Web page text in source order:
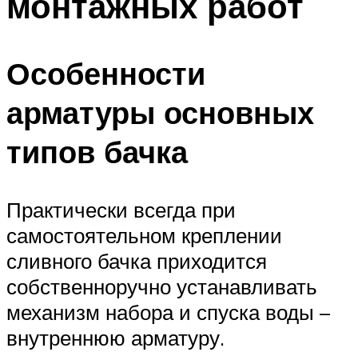
Особенности
арматуры основных
типов бачка
Практически всегда при
самостоятельном креплении
сливного бачка приходится
собственноручно устанавливать
механизм набора и спуска воды –
внутреннюю арматуру.